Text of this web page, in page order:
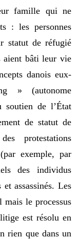
famille qui ne
: les personnes
statut de réfugié
aient bâti leur vie
danois eux-
» (autonome
soutien de l’État
de statut de
protestations
exemple, par
des individus
assassinés. Les
mais le processus
est résolu en
rien que dans un